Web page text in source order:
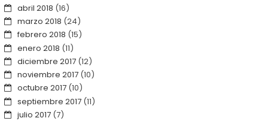
abril 2018 (16)
marzo 2018 (24)
febrero 2018 (15)
enero 2018 (11)
diciembre 2017(12)
noviembre 2017(10)
octubre 2017(10)
septiembre 2017(11)
julio 2017(7)